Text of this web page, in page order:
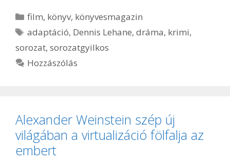
Kategória
film, könyv, könyvesmagazin
Címkék
adaptáció, Dennis Lehane,dráma, krimi,
sorozat, sorozatgyilkos
Hozzászólás
Alexander Weinstein szép új
világában a virtualizáció fölfalja az
embert